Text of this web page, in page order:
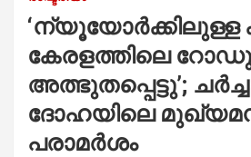
‘ന്യൂയോർക്കിലുള്ള
കേരളത്തിലെ
അത്ഭുതപ്പെട്ടു’;
ദോഹയിലെ
പരാമർശം